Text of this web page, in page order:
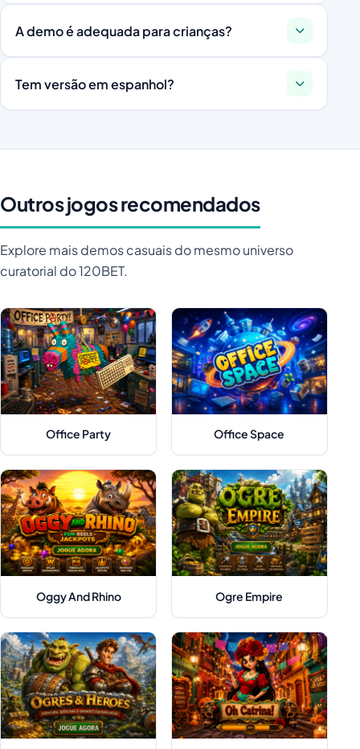
conta, você usa apenas as ilustrações pré-
A demo é adequada para crianças?
tom é celebratório, educativo e colorido.
Tem versão em espanhol?
Outros jogos recomendados
Explore mais demos casuais do mesmo universo
curatorial do 120BET.
Office Party Office Space
Oggy And Rhino Ogre Empire